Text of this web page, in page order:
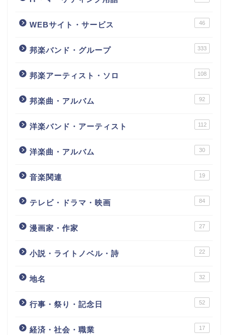
WEBサイト・サービス 46
邦楽バンド・グループ 333
邦楽アーティスト・ソロ 108
邦楽曲・アルバム 92
洋楽バンド・アーティスト 112
洋楽曲・アルバム 30
音楽関連 19
テレビ・ドラマ・映画 84
漫画家・作家 27
小説・ライトノベル・詩 22
地名 32
行事・祭り・記念日 52
経済・社会・職業 17